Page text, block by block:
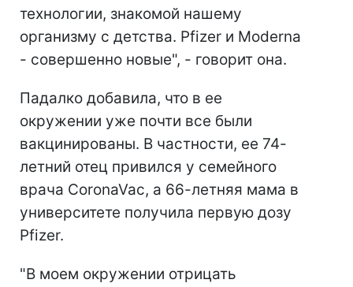
технологии, знакомой нашему
организму с детства. Pfizer и Moderna
- совершенно новые", - говорит она.
Падалко добавила, что в ее
окружении уже почти все были
вакцинированы. В частности, ее 74-
летний отец привился у семейного
врача CoronaVac, а 66-летняя мама в
университете получила первую дозу
Pfizer.
"В моем окружении отрицать